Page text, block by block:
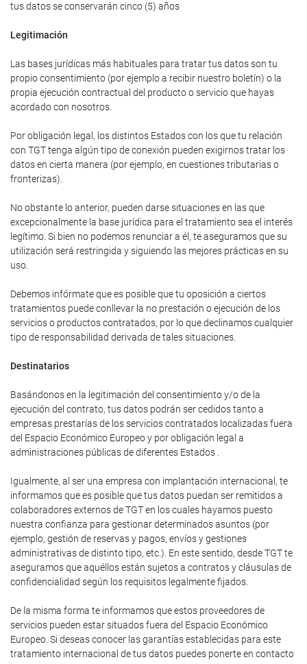
tus datos se conservarán cinco (5) años
Legitimación
Las bases jurídicas más habituales para tratar tus datos son tu
propio consentimiento (por ejemplo a recibir nuestro boletín) o la
propia ejecución contractual del producto o servicio que hayas
acordado con nosotros.
Por obligación legal, los distintos Estados con los que tu relación
con TGT tenga algún tipo de conexión pueden exigirnos tratar los
datos en cierta manera (por ejemplo, en cuestiones tributarias o
fronterizas).
No obstante lo anterior, pueden darse situaciones en las que
excepcionalmente la base jurídica para el tratamiento sea el interés
legítimo. Si bien no podemos renunciar a él, te aseguramos que su
utilización será restringida y siguiendo las mejores prácticas en su
uso.
Debemos infórmate que es posible que tu oposición a ciertos
tratamientos puede conllevar la no prestación o ejecución de los
servicios o productos contratados, por lo que declinamos cualquier
tipo de responsabilidad derivada de tales situaciones.
Destinatarios
Basándonos en la legitimación del consentimiento y/o de la
ejecución del contrato, tus datos podrán ser cedidos tanto a
empresas prestarías de los servicios contratados localizadas fuera
del Espacio Económico Europeo y por obligación legal a
administraciones públicas de diferentes Estados .
Igualmente, al ser una empresa con implantación internacional, te
informamos que es posible que tus datos puedan ser remitidos a
colaboradores externos de TGT en los cuales hayamos puesto
nuestra confianza para gestionar determinados asuntos (por
ejemplo, gestión de reservas y pagos, envíos y gestiones
administrativas de distinto tipo, etc.). En este sentido, desde TGT te
aseguramos que aquéllos están sujetos a contratos y cláusulas de
confidencialidad según los requisitos legalmente fijados.
De la misma forma te informamos que estos proveedores de
servicios pueden estar situados fuera del Espacio Económico
Europeo. Si deseas conocer las garantías establecidas para este
tratamiento internacional de tus datos puedes ponerte en contacto